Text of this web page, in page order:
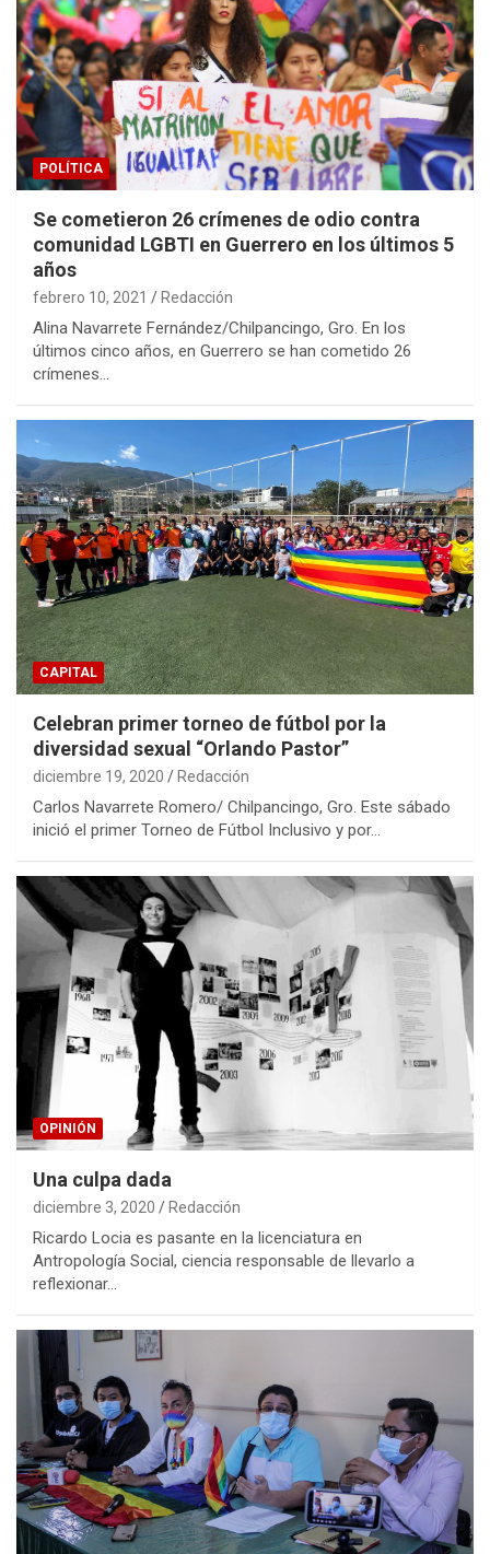
POLÍTICA
Se cometieron 26 crímenes de odio contra
comunidad LGBTI en Guerrero en los últimos 5
años
febrero 10, 2021 Redacción
Alina Navarrete Fernández/Chilpancingo, Gro. En los
últimos cinco años, en Guerrero se han cometido 26
crímenes…
CAPITAL
Celebran primer torneo de fútbol por la
diversidad sexual “Orlando Pastor”
diciembre 19, 2020 Redacción
Carlos Navarrete Romero/ Chilpancingo, Gro. Este sábado
inició el primer Torneo de Fútbol Inclusivo y por…
OPINIÓN
Una culpa dada
diciembre 3, 2020 Redacción
Ricardo Locia es pasante en la licenciatura en
Antropología Social, ciencia responsable de llevarlo a
reflexionar…